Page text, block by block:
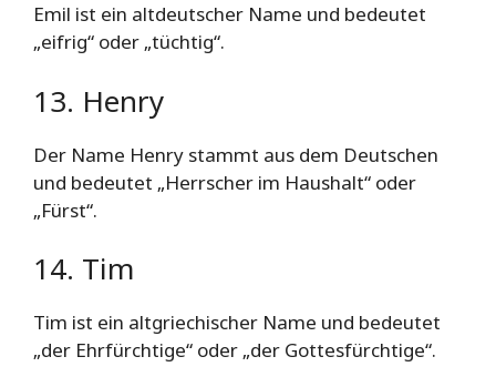
Emil ist ein altdeutscher Name und bedeutet
„eifrig“ oder „tüchtig“.
13. Henry
Der Name Henry stammt aus dem Deutschen
und bedeutet „Herrscher im Haushalt“ oder
„Fürst“.
14. Tim
Tim ist ein altgriechischer Name und bedeutet
„der Ehrfürchtige“ oder „der Gottesfürchtige“.